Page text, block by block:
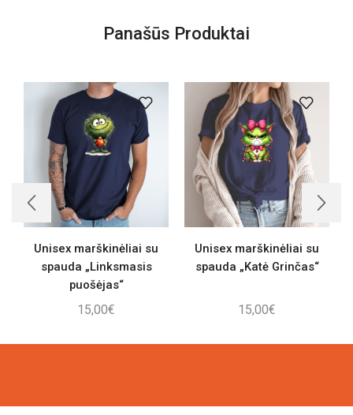
Panašūs Produktai
Unisex marškinėliai su
spauda „Linksmasis
puošėjas“
15,00€
Unisex marškinėliai su
spauda „Katė Grinčas“
15,00€